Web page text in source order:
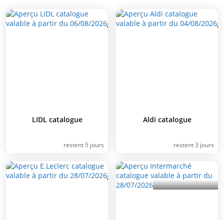
LIDL catalogue
restent 5 jours
Aldi catalogue
restent 3 jours